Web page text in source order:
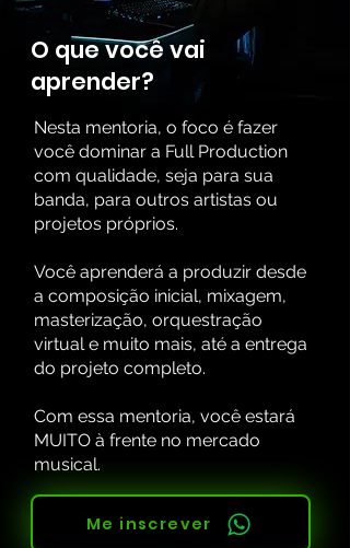
O que você vai
aprender?
Nesta mentoria, o foco é fazer
você dominar a Full Production
com qualidade, seja para sua
banda, para outros artistas ou
projetos próprios.
Você aprenderá a produzir desde
a composição inicial, mixagem,
masterização, orquestração
virtual e muito mais, até a entrega
do projeto completo.
Com essa mentoria, você estará
MUITO à frente no mercado
musical.
Me inscrever